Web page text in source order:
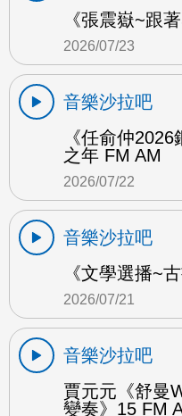
《張震嶽~跟
2026/07/23
音樂沙拉吧
《任俞仲
之年 FM AM
2026/07/22
音樂沙拉吧
《文學選播~
2026/07/21
音樂沙拉吧
賈元元《舒曼
變奏》15 FM